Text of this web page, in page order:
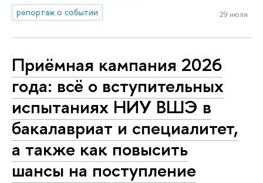
репортаж о событии
29 июля
Приёмная кампания 2026
года: всё о вступительных
испытаниях НИУ ВШЭ в
бакалавриат и специалитет,
а также как повысить
шансы на поступление